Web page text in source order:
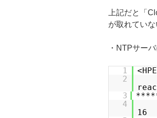
上記だと「
が取れていな
・NTPサー
1
2
3
4
16